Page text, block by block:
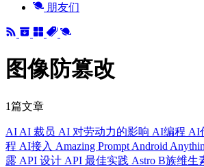
朋友们
图像防篡改
1篇文章
AI AI 裁员 AI 对劳动力的影响 AI编程 AI
程 AI接入 Amazing Prompt Android
露 API 设计 API 最佳实践 Astro B族维生